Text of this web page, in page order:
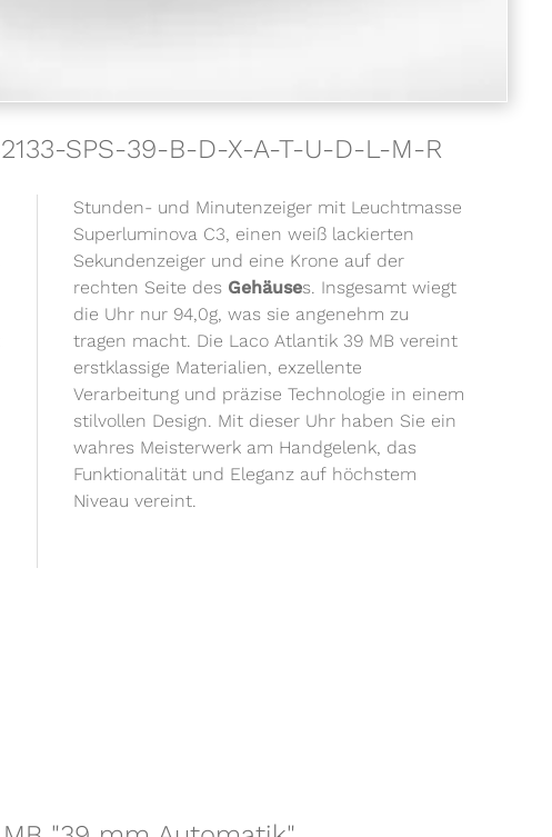
SPS-39-B-D-X-A-T-U-D-L-M-R
Stunden- und Minutenzeiger mit Leuchtmasse
Superluminova C3, einen weiß lackierten
Sekundenzeiger und eine Krone auf der
rechten Seite des Gehäuses. Insgesamt wiegt
die Uhr nur 94,0g, was sie angenehm zu
tragen macht. Die Laco Atlantik 39 MB vereint
erstklassige Materialien, exzellente
Verarbeitung und präzise Technologie in einem
stilvollen Design. Mit dieser Uhr haben Sie ein
wahres Meisterwerk am Handgelenk, das
Funktionalität und Eleganz auf höchstem
Niveau vereint.